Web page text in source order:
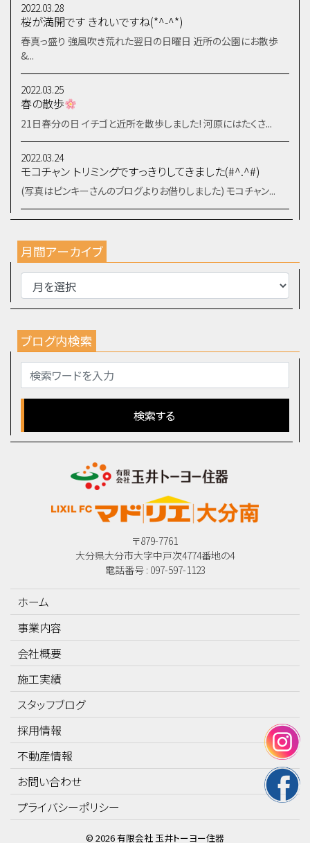
2022.03.28
桜が満開です きれいですね(*^-^*)
春真っ盛り 強風吹き荒れた翌日の日曜日 近所の公園にお散歩
&...
2022.03.25
春の散歩
21日春分の日 イチゴと近所を散歩しました! 河原にはたくさ...
2022.03.24
モコチャン トリミングですっきりしてきました(#^.^#)
(写真はピンキーさんのブログよりお借りしました) モコチャン...
月間アーカイブ
ブログ内検索
〒879-7761
大分県大分市大字中戸次4774番地の4
電話番号 : 097-597-1123
ホーム
事業内容
会社概要
施工実績
スタッフブログ
採用情報
不動産情報
お問い合わせ
プライバシーポリシー
© 2026有限会社 玉井トーヨー住器